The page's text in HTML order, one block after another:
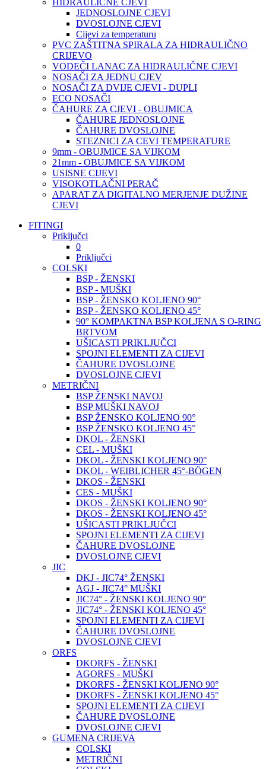
HIDRAULIČNE CJEVI
JEDNOSLOJNE CJEVI
DVOSLOJNE CJEVI
Cijevi za temperaturu
PVC ZAŠTITNA SPIRALA ZA HIDRAULIČNO
CRIJEVO
VODEČI LANAC ZA HIDRAULIČNE CJEVI
NOSAČI ZA JEDNU CJEV
NOSAČI ZA DVIJE CJEVI - DUPLI
ECO NOSAČI
ČAHURE ZA CJEVI - OBUJMICA
ČAHURE JEDNOSLOJNE
ČAHURE DVOSLOJNE
STEZNICI ZA CEVI TEMPERATURE
9mm - OBUJMICE SA VIJKOM
21mm - OBUJMICE SA VIJKOM
USISNE CIJEVI
VISOKOTLAČNI PERAČ
APARAT ZA DIGITALNO MERJENJE DUŽINE
CJEVI
FITINGI
Priključci
0
Priključci
COLSKI
BSP - ŽENSKI
BSP - MUŠKI
BSP - ŽENSKO KOLJENO 90°
BSP - ŽENSKO KOLJENO 45°
90° KOMPAKTNA BSP KOLJENA S O-RING
BRTVOM
UŠICASTI PRIKLJUČCI
SPOJNI ELEMENTI ZA CIJEVI
ČAHURE DVOSLOJNE
DVOSLOJNE CJEVI
METRIČNI
BSP ŽENSKI NAVOJ
BSP MUŠKI NAVOJ
BSP ŽENSKO KOLJENO 90°
BSP ŽENSKO KOLJENO 45°
DKOL - ŽENSKI
CEL - MUŠKI
DKOL - ŽENSKI KOLJENO 90°
DKOL - WEIBLICHER 45°-BÖGEN
DKOS - ŽENSKI
CES - MUŠKI
DKOS - ŽENSKI KOLJENO 90°
DKOS - ŽENSKI KOLJENO 45°
UŠICASTI PRIKLJUČCI
SPOJNI ELEMENTI ZA CIJEVI
ČAHURE DVOSLOJNE
DVOSLOJNE CJEVI
JIC
DKJ - JIC74° ŽENSKI
AGJ - JIC74° MUŠKI
JIC74° - ŽENSKI KOLJENO 90°
JIC74° - ŽENSKI KOLJENO 45°
SPOJNI ELEMENTI ZA CIJEVI
ČAHURE DVOSLOJNE
DVOSLOJNE CJEVI
ORFS
DKORFS - ŽENSKI
AGORFS - MUŠKI
DKORFS - ŽENSKI KOLJENO 90°
DKORFS - ŽENSKI KOLJENO 45°
SPOJNI ELEMENTI ZA CIJEVI
ČAHURE DVOSLOJNE
DVOSLOJNE CJEVI
GUMENA CRIJEVA
COLSKI
METRIČNI